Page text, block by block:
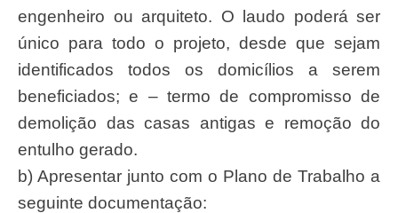
engenheiro ou arquiteto. O laudo poderá ser
único para todo o projeto, desde que sejam
identificados todos os domicílios a serem
beneficiados; e – termo de compromisso de
demolição das casas antigas e remoção do
entulho gerado.
b) Apresentar junto com o Plano de Trabalho a
seguinte documentação: